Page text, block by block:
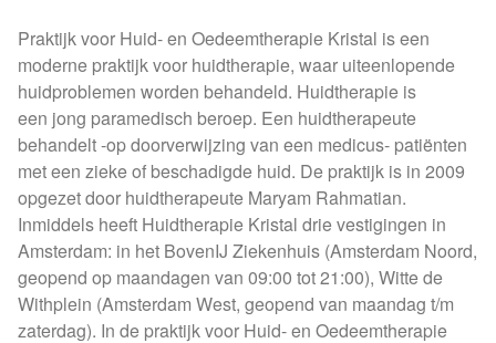
Praktijk voor Huid- en Oedeemtherapie Kristal is een
moderne praktijk voor huidtherapie, waar uiteenlopende
huidproblemen worden behandeld. Huidtherapie is
een jong paramedisch beroep. Een huidtherapeute
behandelt -op doorverwijzing van een medicus- patiënten
met een zieke of beschadigde huid. De praktijk is in 2009
opgezet door huidtherapeute Maryam Rahmatian.
Inmiddels heeft Huidtherapie Kristal drie vestigingen in
Amsterdam: in het BovenIJ Ziekenhuis (Amsterdam Noord,
geopend op maandagen van 09:00 tot 21:00), Witte de
Withplein (Amsterdam West, geopend van maandag t/m
zaterdag). In de praktijk voor Huid- en Oedeemtherapie